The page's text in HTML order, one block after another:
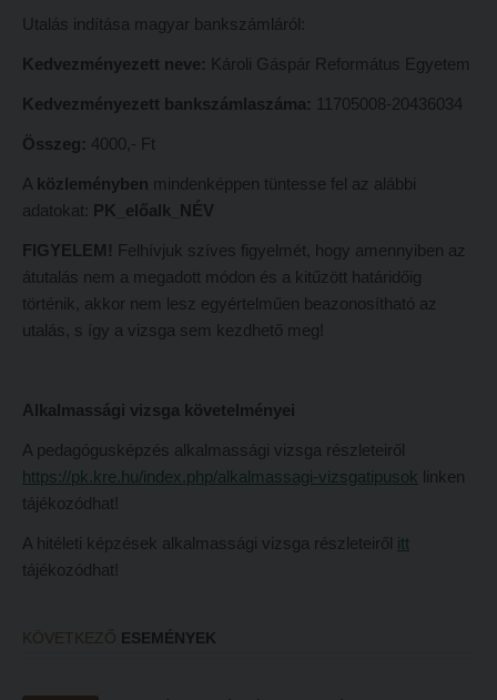
Tehetséggondozás
Tudományos diákköri tevékenység
PedKaszt – Bethlen-pályázat
Kari kutatási pályázatok
Kari kiadványok
FELVÉTELIZŐKNEK
Pótfelvételi 2026
PK Felvételi Tájékoztató kiadvány
Hallgatói véleményvideók
Intézményi pontok igazolása
A 2026. évi pótfelvételi eljárás alkalmassági vizsga tudnivalói
Jelentkezési lapok, nyomtatványok
Szakirányú továbbképzések
Kari kutatócsoportok
Tehetséggondozás
Tudományos diákköri tevékenység
PedKaszt – Bethlen-pályázat
Kari kutatási pályázatok
FELVÉTELIZŐKNEK
Pótfelvételi 2026
PK Felvételi Tájékoztató kiadvány
Intézményi pontok
A 2026. évi pótfelvételi eljárás alkalmassági vizsga tudnivalói
Utalás indítása magyar bankszámláról:
Kedvezményezett neve: Károli Gáspár Református Egyetem
Kedvezményezett bankszámlaszáma: 11705008-20436034
Összeg: 4000,- Ft
A közleményben mindenképpen tüntesse fel az alábbi
adatokat: PK_előalk_NÉV
FIGYELEM! Felhívjuk szíves figyelmét, hogy amennyiben az
átutalás nem a megadott módon és a kitűzött határidőig
történik, akkor nem lesz egyértelműen beazonosítható az
utalás, s így a vizsga sem kezdhető meg!
Alkalmassági vizsga követelményei
A pedagógusképzés alkalmassági vizsga részleteiről
https://pk.kre.hu/index.php/alkalmassagi-vizsgatipusok linken
tájékozódhat!
A hitéleti képzések alkalmassági vizsga részleteiről itt
tájékozódhat!
KÖVETKEZŐ ESEMÉNYEK